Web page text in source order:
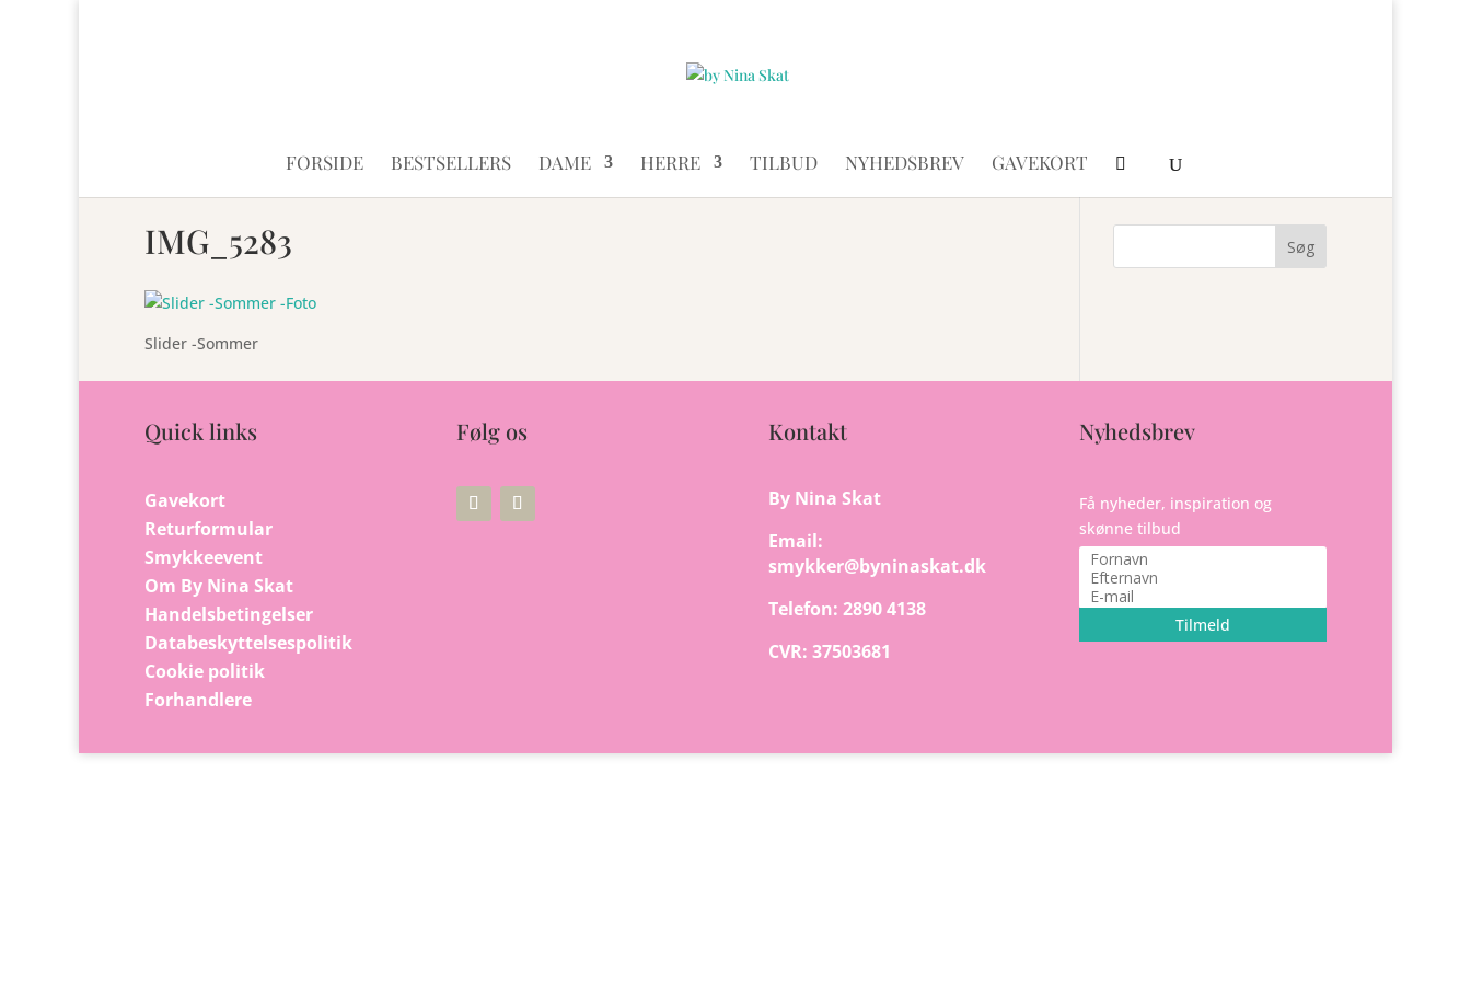
FORSIDE BESTSELLERS DAME HERRE TILBUD NYHEDSBREV GAVEKORT
IMG_5283
Slider -Sommer
Quick links
Gavekort
Returformular
Smykkeevent
Om By Nina Skat
Handelsbetingelser
Databeskyttelsespolitik
Cookie politik
Forhandlere
Følg os Kontakt
By Nina Skat
Email:
smykker@byninaskat.dk
Telefon: 2890 4138
CVR: 37503681
Nyhedsbrev
Få nyheder, inspiration og
skønne tilbud
Tilmeld